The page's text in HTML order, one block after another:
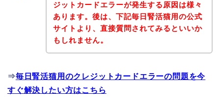
ジットカードエラーが発生する原因は様々
あります。後は、下記毎日腎活猫用の公式
サイトより、直接質問されてみるといいか
もしれません。
⇒毎日腎活猫用のクレジットカードエラーの問題を今
すぐ解決したい方はこちら